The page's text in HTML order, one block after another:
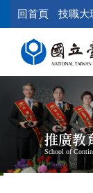
到
內
區
回首頁 技職大
推廣教
School of